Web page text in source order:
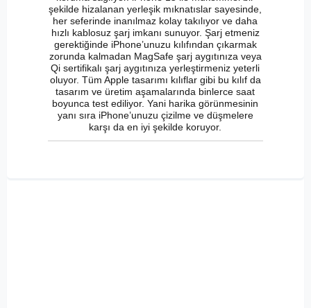
şekilde hizalanan yerleşik mıknatıslar sayesinde,
her seferinde inanılmaz kolay takılıyor ve daha
hızlı kablosuz şarj imkanı sunuyor. Şarj etmeniz
gerektiğinde iPhone’unuzu kılıfından çıkarmak
zorunda kalmadan MagSafe şarj aygıtınıza veya
Qi sertifikalı şarj aygıtınıza yerleştirmeniz yeterli
oluyor. Tüm Apple tasarımı kılıflar gibi bu kılıf da
tasarım ve üretim aşamalarında binlerce saat
boyunca test ediliyor. Yani harika görünmesinin
yanı sıra iPhone’unuzu çizilme ve düşmelere
karşı da en iyi şekilde koruyor.